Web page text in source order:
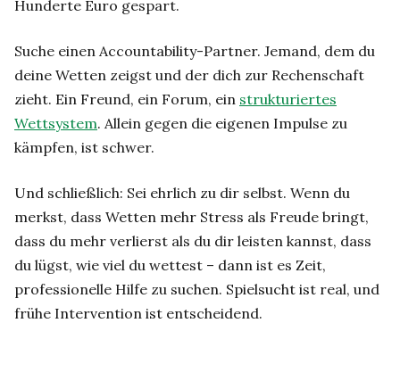
Hunderte Euro gespart.
Suche einen Accountability-Partner. Jemand, dem du
deine Wetten zeigst und der dich zur Rechenschaft
zieht. Ein Freund, ein Forum, ein strukturiertes
Wettsystem. Allein gegen die eigenen Impulse zu
kämpfen, ist schwer.
Und schließlich: Sei ehrlich zu dir selbst. Wenn du
merkst, dass Wetten mehr Stress als Freude bringt,
dass du mehr verlierst als du dir leisten kannst, dass
du lügst, wie viel du wettest – dann ist es Zeit,
professionelle Hilfe zu suchen. Spielsucht ist real, und
frühe Intervention ist entscheidend.